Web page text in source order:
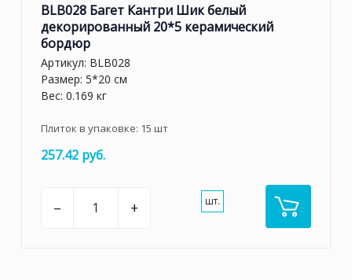
BLB028 Багет Кантри Шик белый
декорированный 20*5 керамический
бордюр
Артикул: BLB028
Размер: 5*20 см
Вес: 0.169 кг
Плиток в упаковке: 15 шт
257.42 руб.
– + шт.